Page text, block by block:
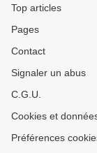
Top articles
Pages
Contact
Signaler un abus
C.G.U.
Cookies et
Préférences